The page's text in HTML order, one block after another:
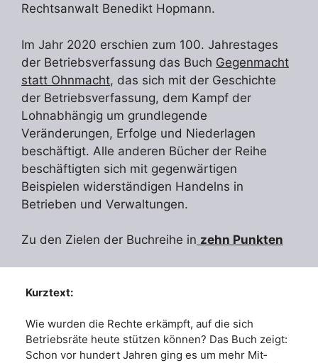
Rechtsanwalt Benedikt Hopmann.
Im Jahr 2020 erschien zum 100. Jahrestages
der Betriebsverfassung das Buch Gegenmacht
statt Ohnmacht, das sich mit der Geschichte
der Betriebsverfassung, dem Kampf der
Lohnabhängig um grundlegende
Veränderungen, Erfolge und Niederlagen
beschäftigt. Alle anderen Bücher der Reihe
beschäftigten sich mit gegenwärtigen
Beispielen widerständigen Handelns in
Betrieben und Verwaltungen.
Zu den Zielen der Buchreihe in zehn Punkten
Kurztext:
Wie wurden die Rechte erkämpft, auf die sich
Betriebsräte heute stützen können? Das Buch zeigt:
Schon vor hundert Jahren ging es um mehr Mit­